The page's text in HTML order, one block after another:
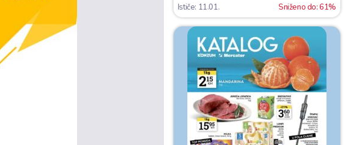
Ističe: 11.01. Sniženo do: 61%